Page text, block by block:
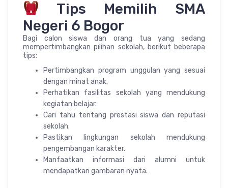
Tips Memilih SMA
Negeri 6 Bogor
Bagi calon siswa dan orang tua yang sedang
mempertimbangkan pilihan sekolah, berikut beberapa
tips:
Pertimbangkan program unggulan yang sesuai
dengan minat anak.
Perhatikan fasilitas sekolah yang mendukung
kegiatan belajar.
Cari tahu tentang prestasi siswa dan reputasi
sekolah.
Pastikan lingkungan sekolah mendukung
pengembangan karakter.
Manfaatkan informasi dari alumni untuk
mendapatkan gambaran nyata.